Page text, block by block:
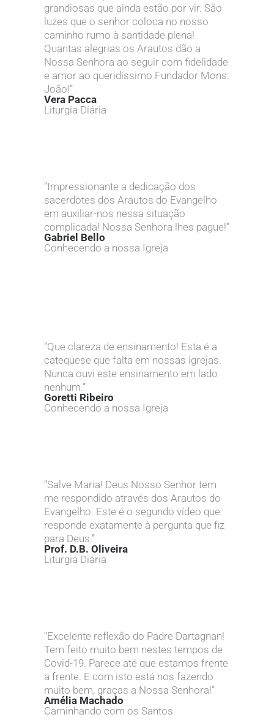
grandiosas que ainda estão por vir. São
luzes que o senhor coloca no nosso
caminho rumo à santidade plena!
Quantas alegrias os Arautos dão a
Nossa Senhora ao seguir com fidelidade
e amor ao queridíssimo Fundador Mons.
João!”
Vera Pacca
Liturgia Diária
“Impressionante a dedicação dos
sacerdotes dos Arautos do Evangelho
em auxiliar-nos nessa situação
complicada! Nossa Senhora lhes pague!”
Gabriel Bello
Conhecendo a nossa Igreja
“Que clareza de ensinamento! Esta é a
catequese que falta em nossas igrejas.
Nunca ouvi este ensinamento em lado
nenhum.”
Goretti Ribeiro
Conhecendo a nossa Igreja
“Salve Maria! Deus Nosso Senhor tem
me respondido através dos Arautos do
Evangelho. Este é o segundo vídeo que
responde exatamente à pergunta que fiz
para Deus.”
Prof. D.B. Oliveira
Liturgia Diária
“Excelente reflexão do Padre Dartagnan!
Tem feito muito bem nestes tempos de
Covid-19. Parece até que estamos frente
a frente. E com isto está nos fazendo
muito bem, graças a Nossa Senhora!”
Amélia Machado
Caminhando com os Santos